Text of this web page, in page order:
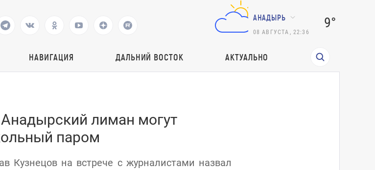
АНАДЫРЬ
08 АВГУСТА 22:36
9°
НАВИГАЦИЯ ДАЛЬНИЙ ВОСТОК АКТУАЛЬНО
лиман могут
паром
Кузнецов на встрече с журналистами назвал